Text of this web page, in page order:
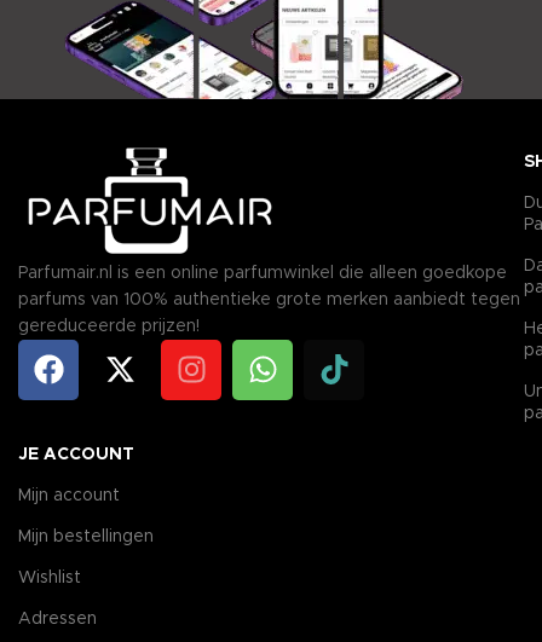
Parfumair.nl is een online parfumwinkel die alleen goedkope
parfums van 100% authentieke grote merken aanbiedt tegen
gereduceerde prijzen!
JE ACCOUNT
Mijn account
Mijn bestellingen
Wishlist
Adressen